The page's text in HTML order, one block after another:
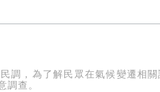
調，為了解民眾在氣候變遷相
調查。